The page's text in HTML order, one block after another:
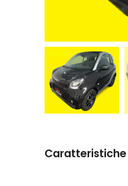
Caratteristiche